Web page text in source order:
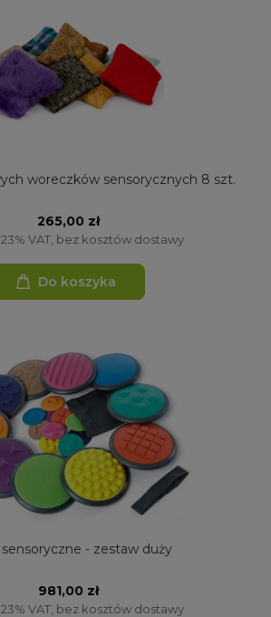
woreczków sensorycznych 8 szt.
265,00 zł
VAT, bez kosztów dostawy
Do koszyka
sensoryczne - zestaw duży
981,00 zł
VAT, bez kosztów dostawy